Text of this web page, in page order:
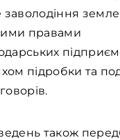
правами
підробки та
також